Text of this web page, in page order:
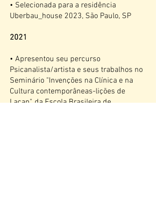
• Selecionada para a residência
Uberbau_house 2023, São Paulo, SP
2021
• Apresentou seu percurso
Psicanalista/artista e seus trabalhos no
Seminário "Invenções na Clínica e na
Cultura contemporâneas-lições de
Lacan", da Escola Brasileira de